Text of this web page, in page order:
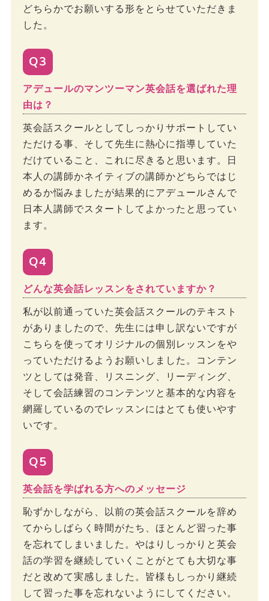
どちらかでお願いする形をとらせていただきま
した。
Q3
アデュールのマンツーマン英会話を選ばれた理
由は？
英会話スクールとしてしっかりサポートしてい
ただける事、そして先生に熱心に指導していた
だけていること、これに尽きると思います。日
本人の講師かネイティブの講師かどちらではじ
めるか悩みましたが結果的にアデュールさんで
日本人講師でスタートしてよかったと思ってい
ます。
Q4
どんな英会話レッスンをされていますか？
私が以前通っていた英会話スクールのテキスト
がありましたので、先生には申し訳ないですが
こちらを使ってオリジナルの個別レッスンをや
っていただけるようお願いしました。コンテン
ツとしては発音、リスニング、リーディング、
そして会話練習のコンテンツと基本的な内容を
網羅しているのでレッスンにはとても使いやす
いです。
Q5
英会話を学ばれる方へのメッセージ
恥ずかしながら、以前の英会話スクールを辞め
てからしばらく時間がたち、ほとんど習った事
を忘れてしまいました。やはりしっかりと英会
話の学習を継続していくことがとても大切な事
だと改めて実感しました。皆様もしっかり継続
して習った事を忘れないようにしてください。